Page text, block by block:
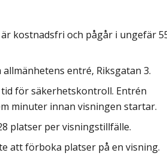
kostnadsfri och pågår i ungefär
allmänhetens entré, Riksgatan 3.
tid för säkerhetskontroll. Entrén
minuter innan visningen startar.
platser per visningstillfälle.
att förboka platser på en visning.